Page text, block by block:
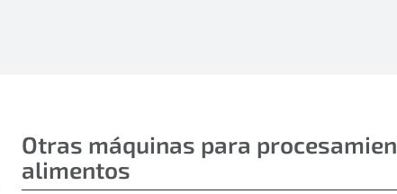
Otras máquinas para
alimentos